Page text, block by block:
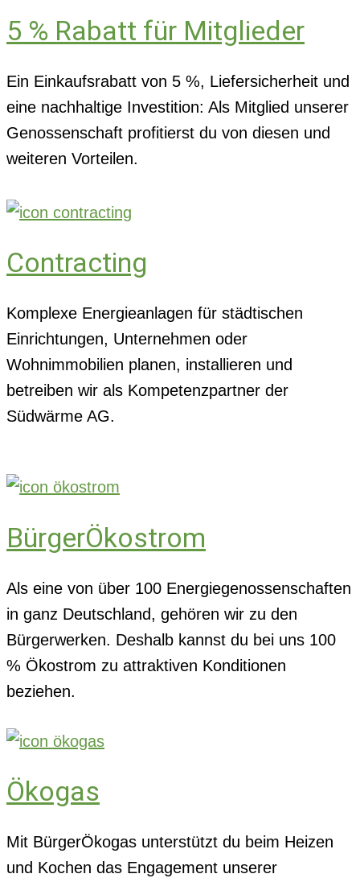
5 % Rabatt für Mitglieder
Ein Einkaufsrabatt von 5 %, Liefersicherheit und
eine nachhaltige Investition: Als Mitglied unserer
Genossenschaft profitierst du von diesen und
weiteren Vorteilen.
Contracting
Komplexe Energieanlagen für städtischen
Einrichtungen, Unternehmen oder
Wohnimmobilien planen, installieren und
betreiben wir als Kompetenzpartner der
Südwärme AG.
BürgerÖkostrom
Als eine von über 100 Energiegenossenschaften
in ganz Deutschland, gehören wir zu den
Bürgerwerken. Deshalb kannst du bei uns 100
% Ökostrom zu attraktiven Konditionen
beziehen.
Ökogas
Mit BürgerÖkogas unterstützt du beim Heizen
und Kochen das Engagement unserer